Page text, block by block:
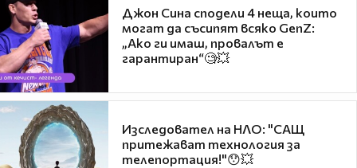
Джон Сина сподели 4 неща, които
могат да съсипят всяко GenZ:
„Ако ги имаш, провалът е
гарантиран“🧐💥
Изследовател на НЛО: "САЩ
притежават технология за
телепортация!"😯💥